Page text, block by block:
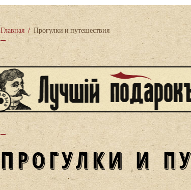
Главная / Прогулки и путешествия
ПРОГУЛКИ И